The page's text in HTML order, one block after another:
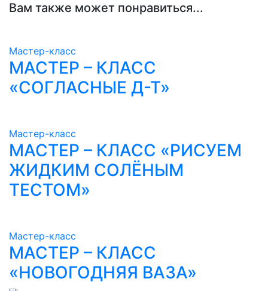
Вам также может понравиться...
Мастер-класс
МАСТЕР – КЛАСС
«СОГЛАСНЫЕ Д-Т»
Мастер-класс
МАСТЕР – КЛАСС «РИСУЕМ
ЖИДКИМ СОЛЁНЫМ
ТЕСТОМ»
Мастер-класс
МАСТЕР – КЛАСС
«НОВОГОДНЯЯ ВАЗА»